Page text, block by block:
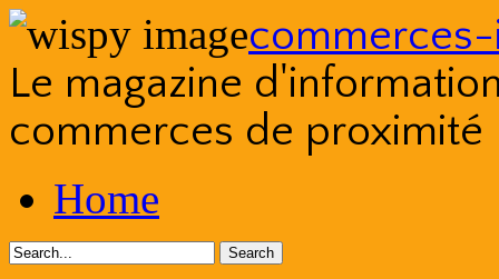
Le magazine
commerces de proximité
to
contentHome